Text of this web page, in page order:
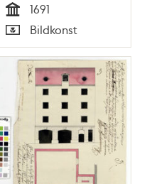
Tid
1691
Typ
Bildkonst